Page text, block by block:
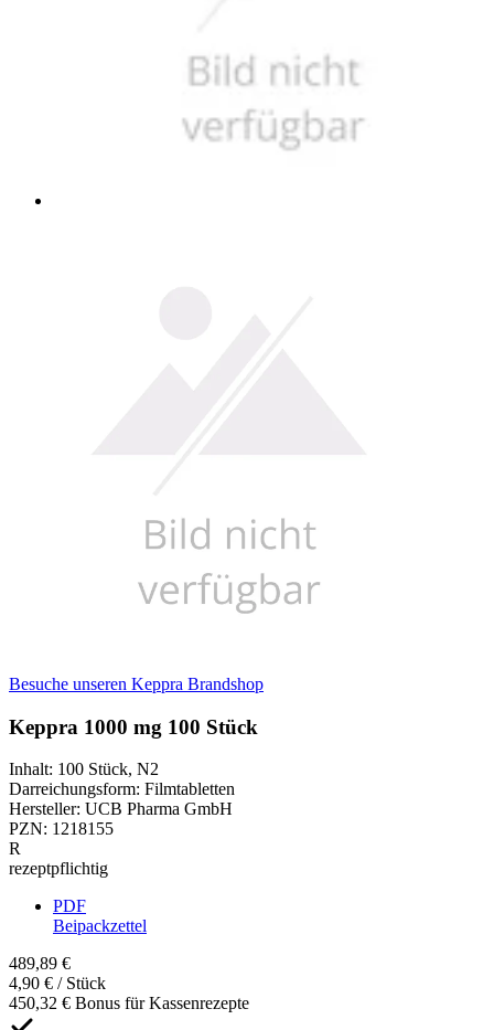
Besuche unseren Keppra Brandshop
Keppra 1000 mg 100 Stück
Inhalt: 100 Stück, N2
Darreichungsform: Filmtabletten
Hersteller: UCB Pharma GmbH
PZN: 1218155
R
rezeptpflichtig
PDF
Beipackzettel
489,89 €
4,90 € / Stück
450,32 € Bonus für Kassenrezepte